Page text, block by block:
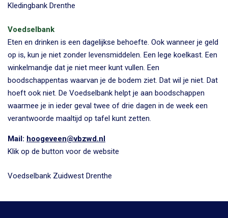
Kledingbank Drenthe
Voedselbank
Eten en drinken is een dagelijkse behoefte. Ook wanneer je geld
op is, kun je niet zonder levensmiddelen. Een lege koelkast. Een
winkelmandje dat je niet meer kunt vullen. Een
boodschappentas waarvan je de bodem ziet. Dat wil je niet. Dat
hoeft ook niet. De Voedselbank helpt je aan boodschappen
waarmee je in ieder geval twee of drie dagen in de week een
verantwoorde maaltijd op tafel kunt zetten.
Mail: hoogeveen@vbzwd.nl
Klik op de button voor de website
Voedselbank Zuidwest Drenthe